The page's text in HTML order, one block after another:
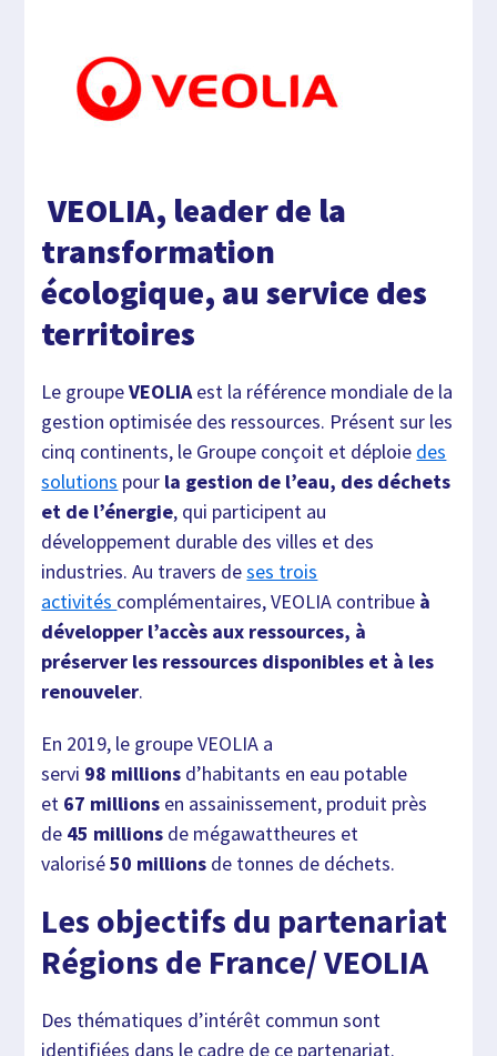
VEOLIA, leader de la
transformation
écologique, au service des
territoires
Le groupeVEOLIAest la référence mondiale de la
gestion optimisée des ressources. Présent sur les
cinq continents, le Groupe conçoit et déploie des
solutions pour la gestion de l’eau, des déchets
et de l’énergie, qui participent au
développement durable des villes et des
industries. Au travers deses trois
activités complémentaires, VEOLIA contribue à
développer l’accès aux ressources, à
préserver les ressources disponibles et à les
renouveler.
En 2019, le groupe VEOLIA a
servi 98 millions d’habitants en eau potable
et 67 millions en assainissement, produit près
de 45 millions de mégawattheures et
valorisé50 millions de tonnes de déchets.
Les objectifs du partenariat
Régions de France/ VEOLIA
Des thématiques d’intérêt commun sont
identifiées dans le cadre de ce partenariat.